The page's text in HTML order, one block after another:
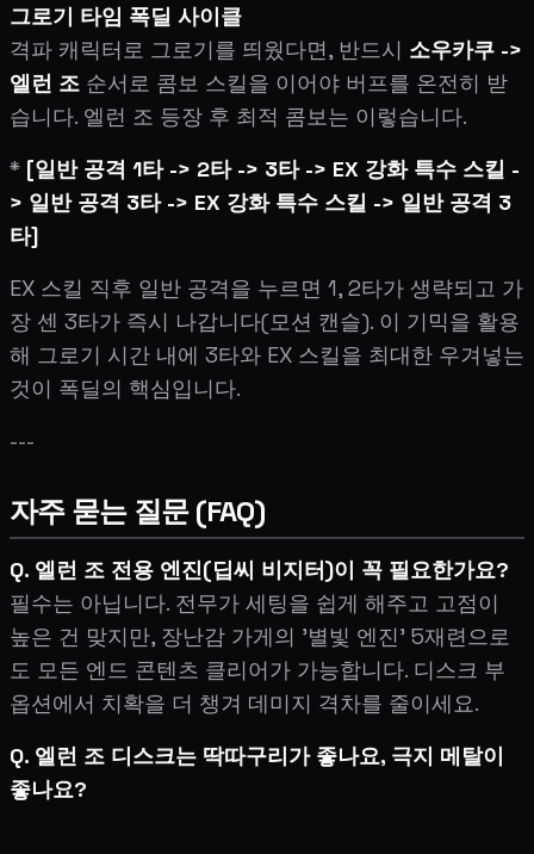
그로기 타임 폭딜 사이클
격파 캐릭터로 그로기를 띄웠다면, 반드시 소우카쿠 ->
엘런 조 순서로 콤보 스킬을 이어야 버프를 온전히 받
습니다. 엘런 조 등장 후 최적 콤보는 이렇습니다.
* [일반 공격 1타 -> 2타 -> 3타 -> EX 강화 특수 스킬 -
> 일반 공격 3타 -> EX 강화 특수 스킬 -> 일반 공격 3
타]
EX 스킬 직후 일반 공격을 누르면 1, 2타가 생략되고 가
장 센 3타가 즉시 나갑니다(모션 캔슬). 이 기믹을 활용
해 그로기 시간 내에 3타와 EX 스킬을 최대한 우겨넣는
것이 폭딜의 핵심입니다.
---
자주 묻는 질문 (FAQ)
Q. 엘런 조 전용 엔진(딥씨 비지터)이 꼭 필요한가요?
필수는 아닙니다. 전무가 세팅을 쉽게 해주고 고점이
높은 건 맞지만, 장난감 가게의 '별빛 엔진' 5재련으로
도 모든 엔드 콘텐츠 클리어가 가능합니다. 디스크 부
옵션에서 치확을 더 챙겨 데미지 격차를 줄이세요.
Q. 엘런 조 디스크는 딱따구리가 좋나요, 극지 메탈이
좋나요?